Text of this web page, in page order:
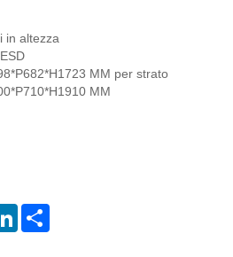
in altezza
MM per strato
MM
LinkedIn